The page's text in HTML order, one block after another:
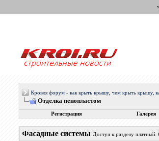
Кровля форум - как крыть крышу, чем крыть крышу,
Отделка пенопластом
Регистрация Галерея
Фасадные системы Доступ к разделу